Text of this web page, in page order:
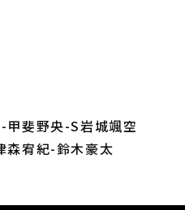
斐野央-S岩城颯空
宥紀-鈴木豪太